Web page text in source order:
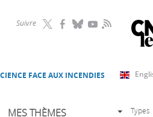
Suivre RSS
FACE AUX INCENDIES
MES THÈMES Types